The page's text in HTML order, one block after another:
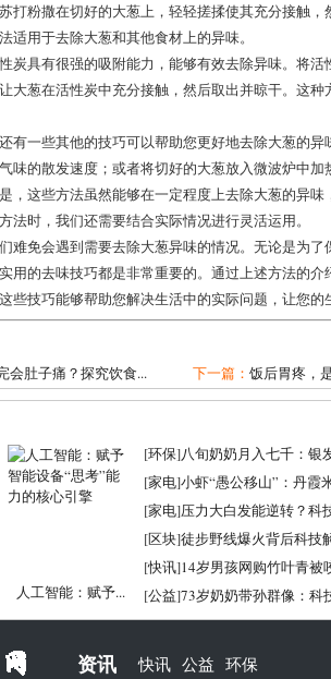
打粉撒在切好的大葱上，轻轻搓揉使其充分接触
适用于去除大葱和其他食材上的异味。
炭具有很强的吸附能力，能够有效去除异味。将
大葱在活性炭中充分接触，然后取出并晾干。这
有一些其他的技巧可以帮助您更好地去除大葱的
味的散发速度；或者将切好的大葱放入微波炉中
，这些方法虽然能够在一定程度上去除大葱的异
法时，我们还需要结合实际情况进行灵活运用。
难免会遇到需要去除大葱异味的情况。无论是为
用的去味技巧都是非常重要的。通过上述方法的
些技巧能够帮助您解决生活中的实际问题，让您的
会肚子痛？探究饮食... 下一篇： 饭后胃疼，
人工智能：赋予...
[环保]八旬奶奶月入七千：银
[家电]小虾“愚公移山”：丹霞
[家电]压力大白发能逆转？科
[区块]徒步野线爆火背后科技
[快讯]14岁男孩网购竹叶青被
[公益]73岁奶奶带孙群像：科
资讯 快讯 公益 环保